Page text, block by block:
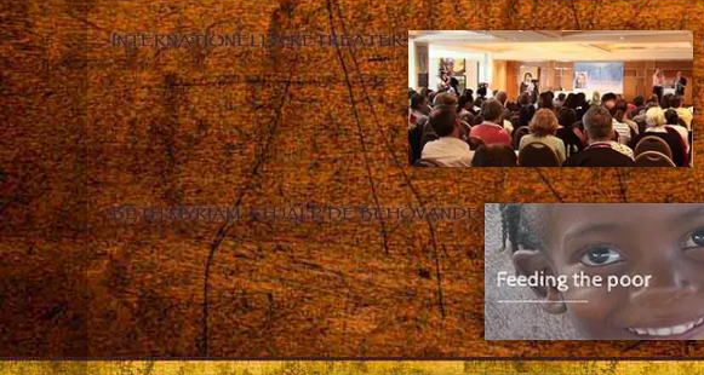
INTERNATIONELLA RETREATER
BETH MYRIAM – HJÄLP DE BEHÖVANDE